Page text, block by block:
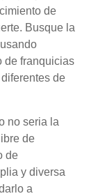
de
Busque la
de franquicias
de
no seria la
de
de
y diversa
a